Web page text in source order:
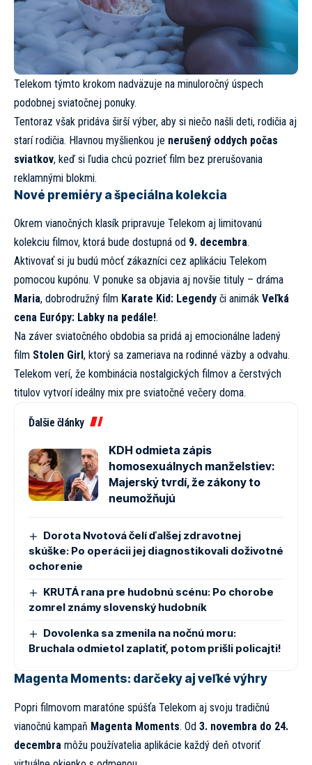
Telekom týmto krokom nadväzuje na minuloročný úspech
podobnej sviatočnej ponuky.
Tentoraz však pridáva širší výber, aby si niečo našli deti, rodičia aj
starí rodičia. Hlavnou myšlienkou je nerušený oddych počas
sviatkov, keď si ľudia chcú pozrieť film bez prerušovania
reklamnými blokmi.
Nové premiéry a špeciálna kolekcia
Okrem vianočných klasík pripravuje Telekom aj limitovanú
kolekciu filmov, ktorá bude dostupná od 9. decembra.
Aktivovať si ju budú môcť zákazníci cez aplikáciu Telekom
pomocou kupónu. V ponuke sa objavia aj novšie tituly – dráma
Maria, dobrodružný film Karate Kid: Legendy či animák Veľká
cena Európy: Labky na pedále!.
Na záver sviatočného obdobia sa pridá aj emocionálne ladený
film Stolen Girl , ktorý sa zameriava na rodinné väzby a odvahu.
Telekom verí, že kombinácia nostalgických filmov a čerstvých
titulov vytvorí ideálny mix pre sviatočné večery doma.
Ďalšie články
KDH odmieta zápis
homosexuálnych manželstiev:
Majerský tvrdí, že zákony to
neumožňujú
Dorota Nvotová čelí ďalšej zdravotnej
skúške: Po operácii jej diagnostikovali doživotné
ochorenie
KRUTÁ rana pre hudobnú scénu: Po chorobe
zomrel známy slovenský hudobník
Dovolenka sa zmenila na nočnú moru:
Bruchala odmietol zaplatiť, potom prišli policajti!
Magenta Moments: darčeky aj veľké výhry
Popri filmovom maratóne spúšťa Telekom aj svoju tradičnú
vianočnú kampaň Magenta Moments. Od 3. novembra do 24.
decembra môžu používatelia aplikácie každý deň otvoriť